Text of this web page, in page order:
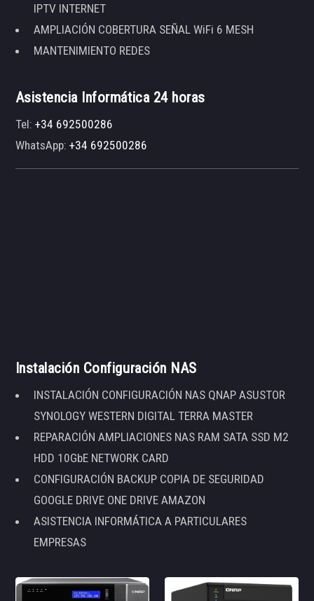
IPTV INTERNET
AMPLIACIÓN COBERTURA SEÑAL WiFi 6 MESH
MANTENIMIENTO REDES
Asistencia Informática 24 horas
Tel:+34 692500286
WhatsApp:+34 692500286
Instalación Configuración NAS
INSTALACIÓN CONFIGURACIÓN NAS QNAP ASUSTOR
SYNOLOGY WESTERN DIGITAL TERRA MASTER
REPARACIÓN AMPLIACIONES NAS RAM SATA SSD M2
HDD 10GbE NETWORK CARD
CONFIGURACIÓN BACKUP COPIA DE SEGURIDAD
GOOGLE DRIVE ONE DRIVE AMAZON
ASISTENCIA INFORMÁTICA A PARTICULARES
EMPRESAS